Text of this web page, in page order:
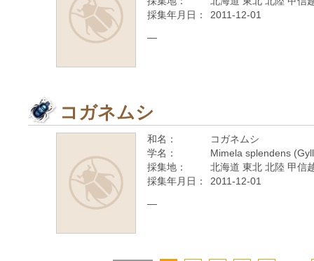
採集年月日：
2011-12-01
—
コガネムシ
和名：
コガネムシ
学名：
Mimela splendens
採集地：
北海道 東北 北陸 甲信
採集年月日：
2011-12-01
—